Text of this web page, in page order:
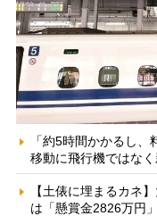
「約5時間かかるし
移動に飛行機ではな
【土俵に埋まるカネ
は「懸賞金2826万円